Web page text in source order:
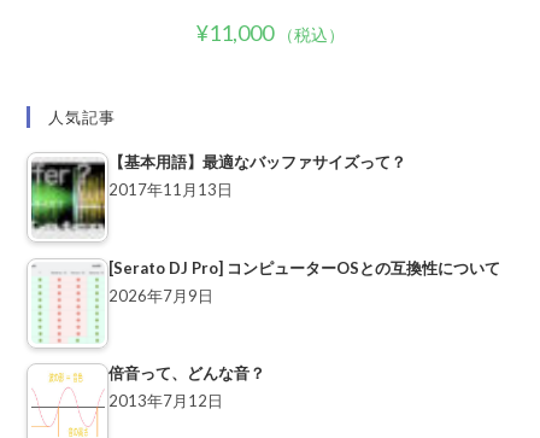
¥11,000 （税込）
人気記事
【基本用語】最適なバッファサイズって？
2017年11月13日
[Serato DJ Pro] コンピューターOSとの互換性について
2026年7月9日
倍音って、どんな音？
2013年7月12日